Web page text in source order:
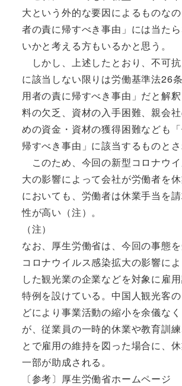
大という外的な要因によるものな
者の責に帰すべき事由」には当た
いかと考える方もいるかと思う。
しかし、上述したとおり、不可
に該当しない限りは労働基準法26
用者の責に帰すべき事由」だと解
料の欠乏、資材の入手困難、親会
めの資金・資材の獲得困難なども
帰すべき事由」に該当するものとさ
このため、今回の新型コロナウ
大の影響によって会社が労働者を
においても、労働者は休業手当を
性が高い（注）。
（注）
なお、厚生労働省は、今回の事態
コロナウイルス感染拡大の影響に
した観光業の企業などを対象に雇
特例を設けている。中国人観光客
どにより事業活動の縮小を余儀な
が、従業員の一時的休業や教育訓
とで雇用の維持を図った場合に、
一部が助成される。
〔参考〕厚生労働省ホームページ